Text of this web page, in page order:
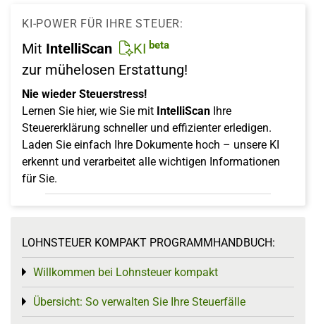
KI-POWER FÜR IHRE STEUER:
Mit IntelliScan KI beta
zur mühelosen Erstattung!
Nie wieder Steuerstress!
Lernen Sie hier, wie Sie mit IntelliScan Ihre
Steuererklärung schneller und effizienter erledigen.
Laden Sie einfach Ihre Dokumente hoch – unsere KI
erkennt und verarbeitet alle wichtigen Informationen
für Sie.
LOHNSTEUER KOMPAKT PROGRAMMHANDBUCH:
Willkommen bei Lohnsteuer kompakt
Toggle menu
Übersicht: So verwalten Sie Ihre Steuerfälle
Toggle menu